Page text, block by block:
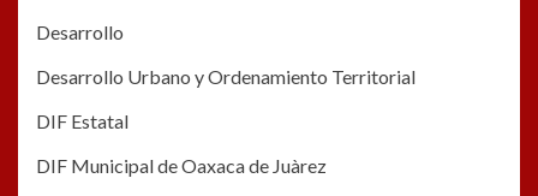
Desarrollo
Desarrollo Urbano y Ordenamiento Territorial
DIF Estatal
DIF Municipal de Oaxaca de Juàrez